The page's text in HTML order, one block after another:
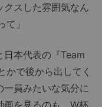
クスした雰囲気なん
」
日本代表の『Team
かで後から出してく
員みたいな気分に
画を見るのも、W杯